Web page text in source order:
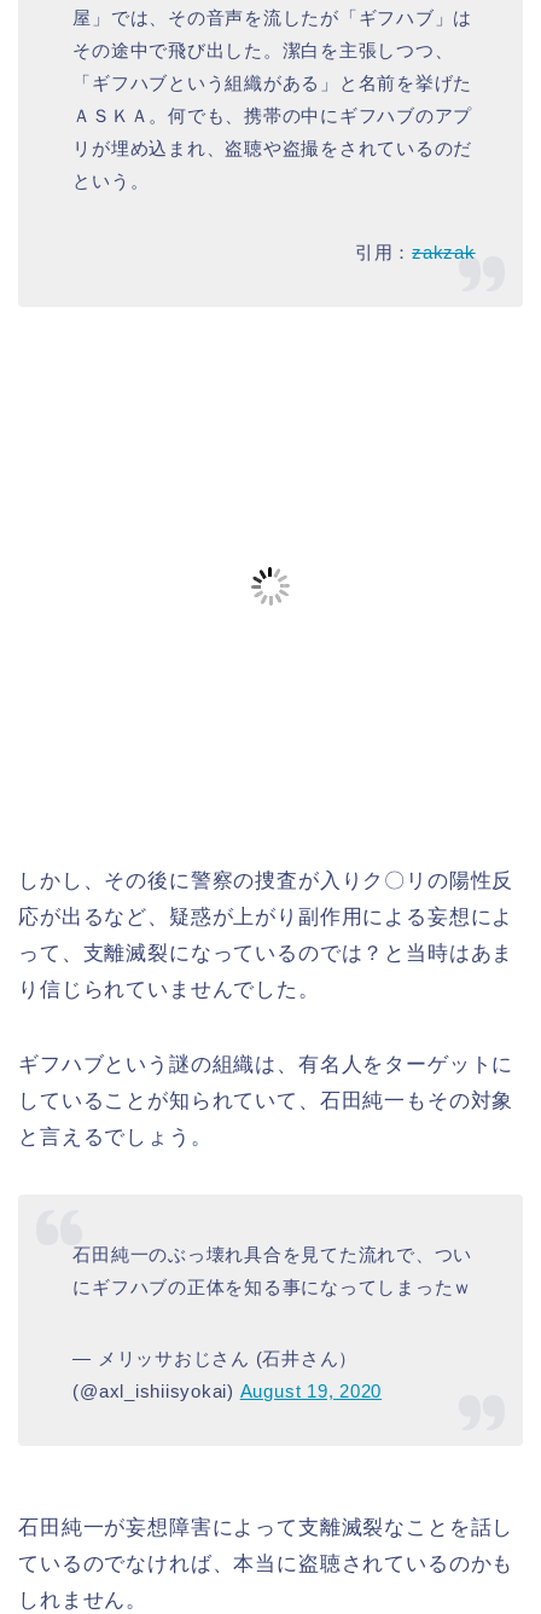
屋」では、その音声を流したが「ギフハブ」は
その途中で飛び出した。潔白を主張しつつ、
「ギフハブという組織がある」と名前を挙げた
ＡＳＫＡ。何でも、携帯の中にギフハブのアプ
リが埋め込まれ、盗聴や盗撮をされているのだ
という。
引用：zakzak
しかし、その後に警察の捜査が入りク〇リの陽性反
応が出るなど、疑惑が上がり副作用による妄想によ
って、支離滅裂になっているのでは？と当時はあま
り信じられていませんでした。
ギフハブという謎の組織は、有名人をターゲットに
していることが知られていて、石田純一もその対象
と言えるでしょう。
石田純一のぶっ壊れ具合を見てた流れで、つい
にギフハブの正体を知る事になってしまったｗ
— メリッサおじさん (石井さん）
(@axl_ishiisyokai) August 19, 2020
石田純一が妄想障害によって支離滅裂なことを話し
ているのでなければ、本当に盗聴されているのかも
しれません。